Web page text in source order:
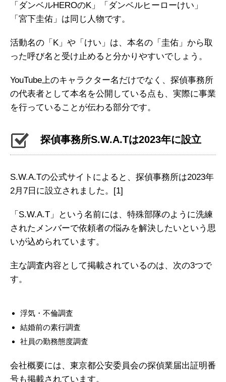
「ダンベルHEROのK」「ダンベルヒーローけい」
「宮下圭佑」は同じ人物です。
活動名の「K」や「けい」は、本名の「圭佑」から取
った呼び名と受け止めると分かりやすいでしょう。
YouTube上のキャラクター名だけでなく、探偵事務所
の代表者として本名を公開している点も、実際に事業
を行っていることが伝わる部分です。
探偵事務所S.W.A.Tは2023年に設立
S.W.A.Tの公式サイトによると、探偵事務所は2023年
2月7日に設立されました。 [1]
「S.W.A.T」という名前には、特殊部隊のように洗練
されたメンバーで依頼者の悩みを解決したいという思
いが込められています。
主な調査内容として掲載されているのは、次の3つで
す。
浮気・不倫調査
結婚前の素行調査
社員の勤務態度調査
会社概要には、東京都公安委員会の探偵業届出証明番
号も掲載されています。